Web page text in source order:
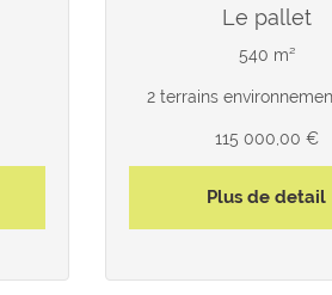
le pallet
540 m²
2 terrains
115 000,00 €
Plus de detail